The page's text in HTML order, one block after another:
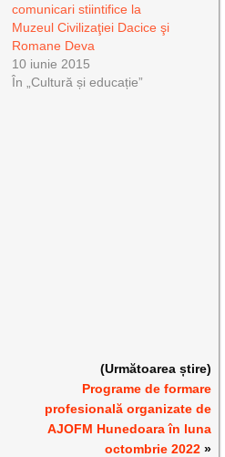
comunicari stiintifice la
Muzeul Civilizaţiei Dacice şi
Romane Deva
10 iunie 2015
În „Cultură și educație”
(Următoarea știre)
Programe de formare
profesională organizate de
AJOFM Hunedoara în luna
octombrie 2022»